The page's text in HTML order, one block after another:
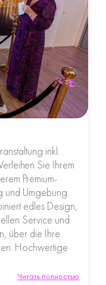
inkl.
Sie Ihrem
Premium-
und Umgebung.
edles Design,
Service und
über die Ihre
Hochwertige
Читать полностью